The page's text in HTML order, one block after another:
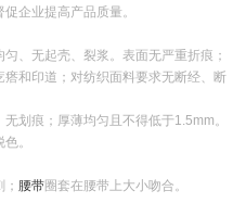
企业提高产品质量。
、无起壳、裂浆。表面无严重折痕；
和印道；对纺织面料要求无断经、断
划痕；厚薄均匀且不得低于1.5mm。
。
腰带圈套在腰带上大小吻合。